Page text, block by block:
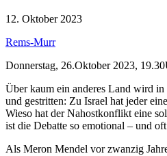
12. Oktober 2023
Rems-Murr
Donnerstag, 26.Oktober 2023,
Über kaum ein anderes Land wird
und gestritten: Zu Israel hat jeder
Wieso hat der Nahostkonflikt eine
ist die Debatte so emotional – und
Als Meron Mendel vor zwanzig